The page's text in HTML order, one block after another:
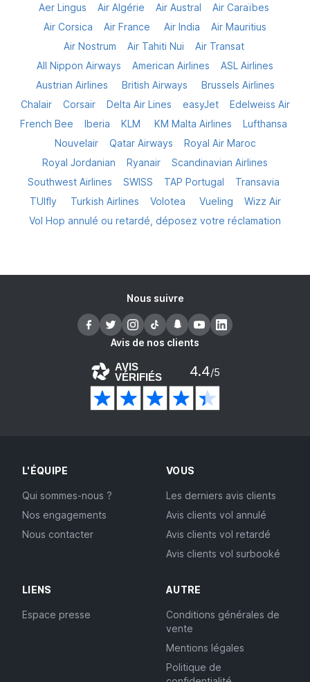
Aer Lingus Air Algérie Air Austral
Air Caraïbes
Air Corsica
Air France Air India
Air Mauritius
Air Nostrum
Air Tahiti Nui
Air Transat
All Nippon Airways
American Airlines
ASL Airlines
Austrian Airlines
British Airways
Brussels Airlines
Chalair
Corsair Delta Air Lines easyJet
Edelweiss Air
French Bee
Iberia KLM KM Malta Airlines
Lufthansa
Nouvelair
Qatar Airways
Royal Air Maroc
Royal Jordanian
Ryanair
Scandinavian Airlines
Southwest Airlines
SWISS TAP Portugal
Transavia
TUIfly
Turkish Airlines Volotea Vueling
Wizz Air
Vol Hop annulé ou retardé, déposez votre réclamation
Nous suivre
Avis de nos clients
AVIS
VÉRIFIÉS 4.4/5
L'ÉQUIPE
Qui sommes-nous ?
Nos engagements
Nous contacter
VOUS
Les derniers avis clients
Avis clients vol annulé
Avis clients vol retardé
Avis clients vol surbooké
LIENS
Espace presse
AUTRE
Conditions générales de
vente
Mentions légales
Politique de